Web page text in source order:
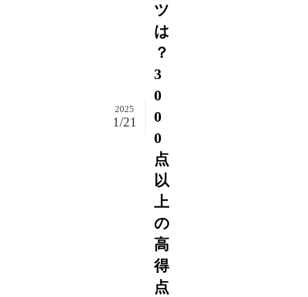
ツ
は
？
3
0
0
0
点
以
上
の
高
得
点
2025
1/21